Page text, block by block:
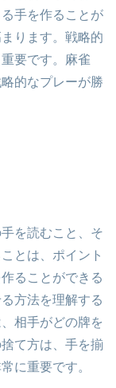
手を作ることが
ります。戦略的
要です。麻雀
的なプレーが勝
を読むこと、そ
とは、ポイント
ることができる
方法を理解する
相手がどの牌を
て方は、手を揃
に重要です。